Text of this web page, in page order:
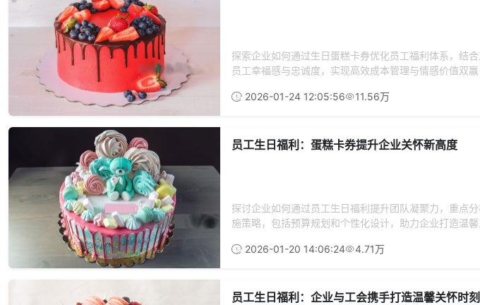
探索企业如何通过生日蛋糕卡券优化员工福利体系，结
员工幸福感与忠诚度，实现高效成本管理与情感价值双赢
2026-01-24 12:05:56 11.56万
员工生日福利：蛋糕卡券提升企业关怀新高度
探讨企业如何通过员工生日福利提升团队凝聚力，重点
施策略，包括预算规划和个性化设计，助力企业打造温馨
2026-01-20 14:06:24 4.71万
员工生日福利：企业与工会携手打造温馨关怀时刻